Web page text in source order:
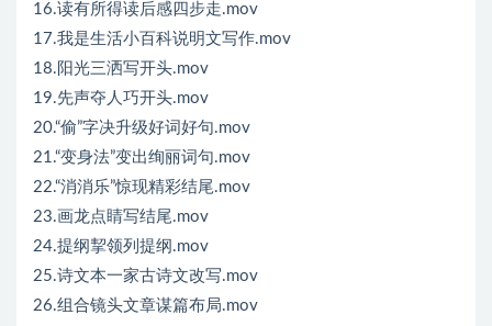
16.读有所得读后感四步走.mov
17.我是生活小百科说明文写作.mov
18.阳光三洒写开头.mov
19.先声夺人巧开头.mov
20.“偷”字决升级好词好句.mov
21.“变身法”变出绚丽词句.mov
22.“消消乐”惊现精彩结尾.mov
23.画龙点睛写结尾.mov
24.提纲挈领列提纲.mov
25.诗文本一家古诗文改写.mov
26.组合镜头文章谋篇布局.mov